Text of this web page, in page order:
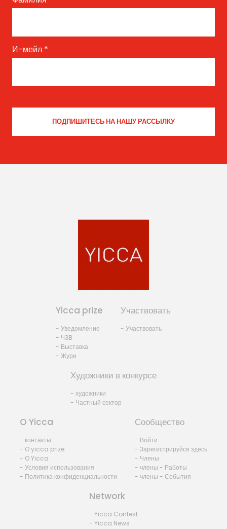
И-мейл *
Yicca prize
- Уведомление
- ЧЗВ
- Выставка
- Жури
Участвовать
- Участвовать
Художники в конкурсе
- художники
- Частный сектор
O Yicca
- контакты
- O yicca prize
- O Yicca
- Условия использования
- Политика конфиденциальности
Сообщество
- Войти
- Зарегистрируйся здесь
- Члены
- члены - Работы
- члены - События
Network
- Yicca Contest
- Yicca News